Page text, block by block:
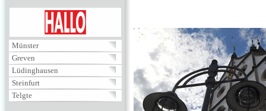
Münster
Greven
Lüdinghausen
Steinfurt
Telgte